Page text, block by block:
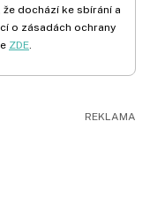
dochází ke sbírání a
o zásadách ochrany
ZDE.